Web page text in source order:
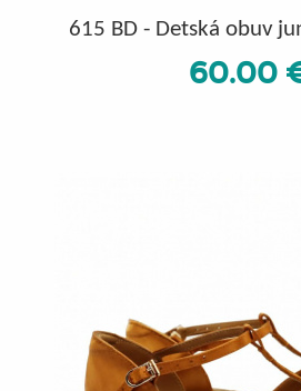
615 BD - Detská obuv
60.00